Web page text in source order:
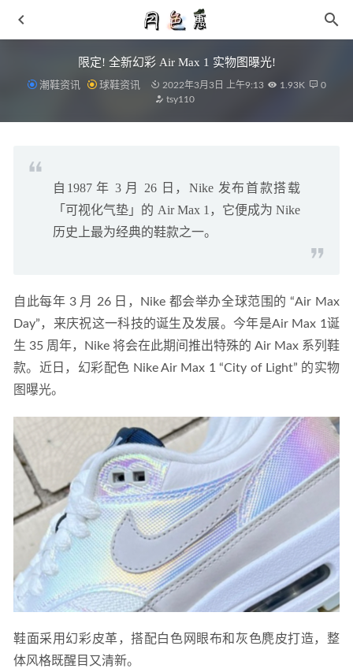
限定! 全新幻彩 Air Max 1 实物图曝光!
潮鞋资讯 球鞋资讯 2022年3月3日 上午9:13 1.93K
0
tsy110
自1987 年 3 月 26 日，Nike 发布首款搭载
「可视化气垫」的 Air Max 1，它便成为 Nike
历史上最为经典的鞋款之一。
自此每年 3 月 26 日，Nike 都会举办全球范围的 “Air Max
Day”，来庆祝这一科技的诞生及发展。今年是Air Max 1诞
生 35 周年，Nike 将会在此期间推出特殊的 Air Max 系列鞋
款。近日，幻彩配色 Nike Air Max 1 “City of Light” 的实物
图曝光。
鞋面采用幻彩皮革，搭配白色网眼布和灰色麂皮打造，整
体风格既醒目又清新。
2019年如果你还在淘宝原价购物的不看一定后悔！ 2019-01-
微信优惠券建群内的介绍话术 有效防止客户退群
2021-03-09
PLEASURES x Crocs 全新联名鞋款系列抢先预览 2021-10-
亚历山大·麦昆全新阔型运动鞋曝光，下月登陆
2021-05-24